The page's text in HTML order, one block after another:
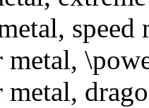
metal,
metal,